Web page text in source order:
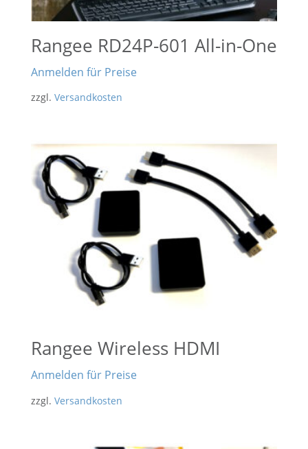
Rangee RD24P-601 All-in-One
Anmelden für Preise
zzgl. Versandkosten
Rangee Wireless HDMI
Anmelden für Preise
zzgl. Versandkosten